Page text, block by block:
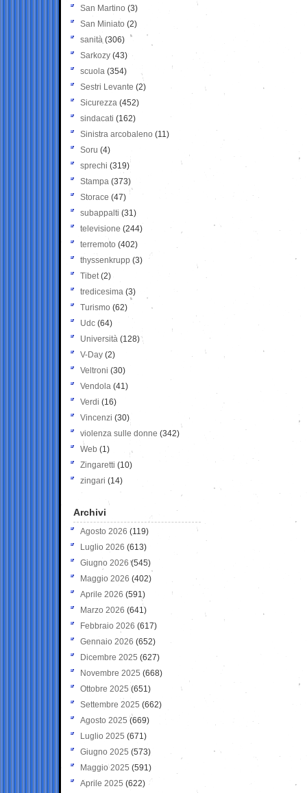
San Martino (3)
San Miniato (2)
sanità (306)
Sarkozy (43)
scuola (354)
Sestri Levante (2)
Sicurezza (452)
sindacati (162)
Sinistra arcobaleno (11)
Soru (4)
sprechi (319)
Stampa (373)
Storace (47)
subappalti (31)
televisione(244)
terremoto (402)
thyssenkrupp (3)
Tibet(2)
tredicesima (3)
Turismo (62)
Udc (64)
Università (128)
V-Day (2)
Veltroni (30)
Vendola (41)
Verdi (16)
Vincenzi (30)
violenza sulle donne (342)
Web (1)
Zingaretti (10)
zingari (14)
Archivi
Agosto 2026 (119)
Luglio 2026 (613)
Giugno 2026 (545)
Maggio 2026 (402)
Aprile 2026 (591)
Marzo 2026 (641)
Febbraio 2026 (617)
Gennaio 2026 (652)
Dicembre 2025 (627)
Novembre 2025 (668)
Ottobre 2025 (651)
Settembre 2025 (662)
Agosto 2025 (669)
Luglio 2025 (671)
Giugno 2025 (573)
Maggio 2025 (591)
Aprile 2025 (622)